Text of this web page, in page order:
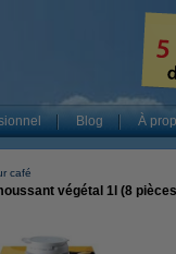
Blog À
café
végétal 1l (8